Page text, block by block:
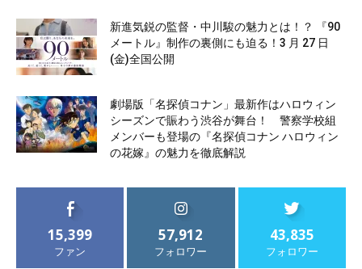
新進気鋭の監督・中川駿の魅力とは！？ 『90
メートル』制作の裏側にも迫る！3 月 27 日
(金)全国公開
劇場版「名探偵コナン」最新作はハロウィン
シーズンで賑わう渋谷が舞台！ 警察学校組
メンバーも登場の『名探偵コナン ハロウィン
の花嫁』の魅力を徹底解説
15,399
ファン
57,912
フォロワー
43,835
フォロワー